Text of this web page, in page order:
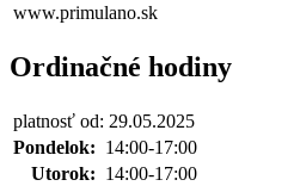
www.primulano.sk
Ordinačné hodiny
platnosť od: 29.05.2025
Pondelok: 14:00-17:00
Utorok: 14:00-17:00